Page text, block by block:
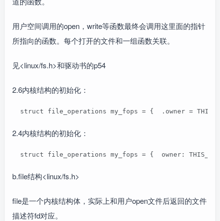
用户空间调用的open，write等函数最终会调用这里面的指针
所指向的函数。每个打开的文件和一组函数关联。
见<linux/fs.h>和驱动书的p54
2.6内核结构的初始化：
struct file_operations my_fops = {  .owner =
2.4内核结构的初始化：
struct file_operations my_fops = {  owner:
b.file结构<linux/fs.h>
file是一个内核结构体，实际上和用户open文件后返回的文件
描述符fd对应。